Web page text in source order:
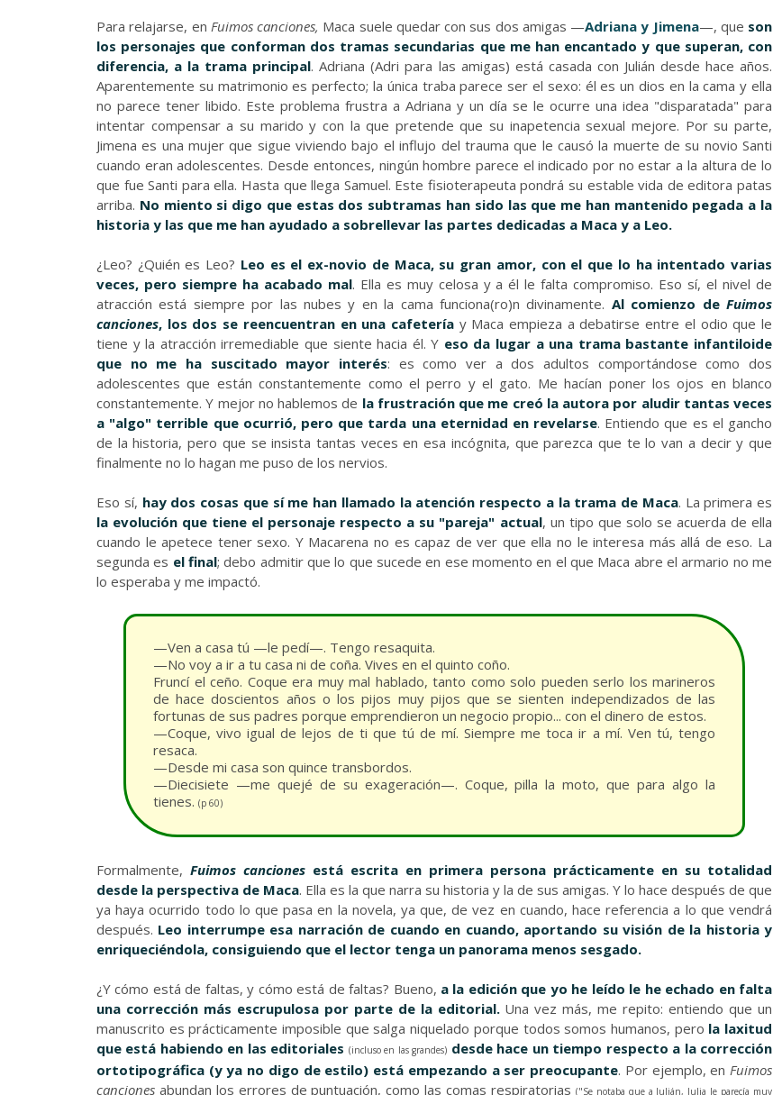
Para relajarse, en Fuimos canciones, Maca suele quedar con sus dos amigas —Adriana y Jimena—, que son
los personajes que conforman dos tramas secundarias que me han encantado y que superan, con
diferencia, a la trama principal. Adriana (Adri para las amigas) está casada con Julián desde hace años.
Aparentemente su matrimonio es perfecto; la única traba parece ser el sexo: él es un dios en la cama y ella
no parece tener libido. Este problema frustra a Adriana y un día se le ocurre una idea "disparatada" para
intentar compensar a su marido y con la que pretende que su inapetencia sexual mejore. Por su parte,
Jimena es una mujer que sigue viviendo bajo el influjo del trauma que le causó la muerte de su novio Santi
cuando eran adolescentes. Desde entonces, ningún hombre parece el indicado por no estar a la altura de lo
que fue Santi para ella. Hasta que llega Samuel. Este fisioterapeuta pondrá su estable vida de editora patas
arriba. No miento si digo que estas dos subtramas han sido las que me han mantenido pegada a la
historia y las que me han ayudado a sobrellevar las partes dedicadas a Maca y a Leo.
¿Leo? ¿Quién es Leo? Leo es el ex-novio de Maca, su gran amor, con el que lo ha intentado varias
veces, pero siempre ha acabado mal. Ella es muy celosa y a él le falta compromiso. Eso sí, el nivel de
atracción está siempre por las nubes y en la cama funciona(ro)n divinamente. Al comienzo deFuimos
canciones, los dos se reencuentran en una cafeteríay Maca empieza a debatirse entre el odio que le
tiene y la atracción irremediable que siente hacia él. Y eso da lugar a una trama bastante infantiloide
que no me ha suscitado mayor interés: es como ver a dos adultos comportándose como dos
adolescentes que están constantemente como el perro y el gato. Me hacían poner los ojos en blanco
constantemente. Y mejor no hablemos de la frustración que me creó la autora por aludir tantas veces
a "algo" terrible que ocurrió, pero que tarda una eternidad en revelarse. Entiendo que es el gancho
de la historia, pero que se insista tantas veces en esa incógnita, que parezca que te lo van a decir y que
finalmente no lo hagan me puso de los nervios.
Eso sí, hay dos cosas que sí me han llamado la atención respecto a la trama de Maca. La primera es
la evolución que tiene el personaje respecto a su "pareja" actual, un tipo que solo se acuerda de ella
cuando le apetece tener sexo. Y Macarena no es capaz de ver que ella no le interesa más allá de eso. La
segunda es el final; debo admitir que lo que sucede en ese momento en el que Maca abre el armario no me
lo esperaba y me impactó.
—Ven a casa tú —le pedí—. Tengo resaquita.
—No voy a ir a tu casa ni de coña. Vives en el quinto coño.
Fruncí el ceño. Coque era muy mal hablado, tanto como solo pueden serlo los marineros
de hace doscientos años o los pijos muy pijos que se sienten independizados de las
fortunas de sus padres porque emprendieron un negocio propio... con el dinero de estos.
—Coque, vivo igual de lejos de ti que tú de mí. Siempre me toca ir a mí. Ven tú, tengo
resaca.
—Desde mi casa son quince transbordos.
—Diecisiete —me quejé de su exageración—. Coque, pilla la moto, que para algo la
tienes. (p 60)
Formalmente, Fuimos canciones está escrita en primera persona prácticamente en su totalidad
desde la perspectiva de Maca. Ella es la que narra su historia y la de sus amigas. Y lo hace después de que
ya haya ocurrido todo lo que pasa en la novela, ya que, de vez en cuando, hace referencia a lo que vendrá
después. Leo interrumpe esa narración de cuando en cuando, aportando su visión de la historia y
enriqueciéndola, consiguiendo que el lector tenga un panorama menos sesgado.
¿Y cómo está de faltas, y cómo está de faltas? Bueno, a la edición que yo he leído le he echado en falta
una corrección más escrupulosa por parte de la editorial.Una vez más, me repito: entiendo que un
manuscrito es prácticamente imposible que salga niquelado porque todos somos humanos, pero la laxitud
que está habiendo en las editoriales (incluso en las grandes) desde hace un tiempo respecto a la corrección
ortotipográfica (y ya no digo de estilo) está empezando a ser preocupante. Por ejemplo, enFuimos
canciones abundan los errores de puntuación, como las comas respiratorias ("Se notaba que a Julián, Julia le parecía muy